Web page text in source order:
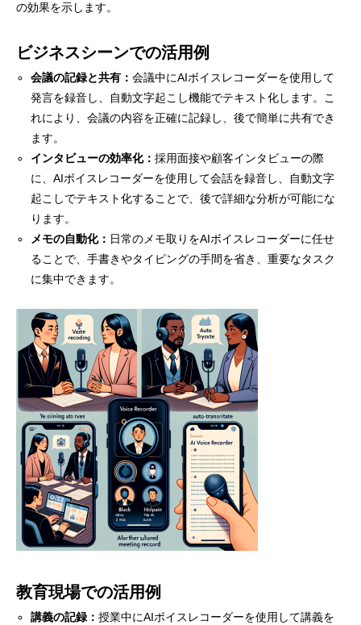
の効果を示します。
ビジネスシーンでの活用例
会議の記録と共有：会議中にAIボイスレコーダーを使用して
発言を録音し、自動文字起こし機能でテキスト化します。こ
れにより、会議の内容を正確に記録し、後で簡単に共有でき
ます。
インタビューの効率化：採用面接や顧客インタビューの際
に、AIボイスレコーダーを使用して会話を録音し、自動文字
起こしでテキスト化することで、後で詳細な分析が可能にな
ります。
メモの自動化： 日常のメモ取りをAIボイスレコーダーに任せ
ることで、手書きやタイピングの手間を省き、重要なタスク
に集中できます。
教育現場での活用例
講義の記録：授業中にAIボイスレコーダーを使用して講義を